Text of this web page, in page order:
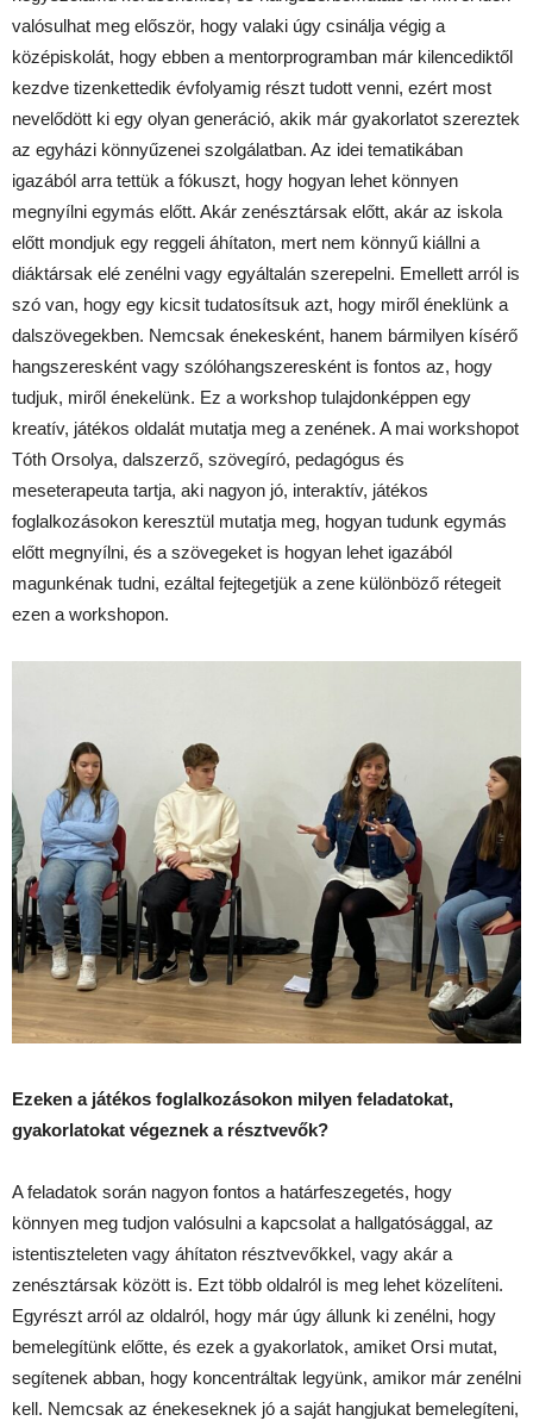
valósulhat meg először, hogy valaki úgy csinálja végig a
középiskolát, hogy ebben a mentorprogramban már kilencediktől
kezdve tizenkettedik évfolyamig részt tudott venni, ezért most
nevelődött ki egy olyan generáció, akik már gyakorlatot szereztek
az egyházi könnyűzenei szolgálatban. Az idei tematikában
igazából arra tettük a fókuszt, hogy hogyan lehet könnyen
megnyílni egymás előtt. Akár zenésztársak előtt, akár az iskola
előtt mondjuk egy reggeli áhítaton, mert nem könnyű kiállni a
diáktársak elé zenélni vagy egyáltalán szerepelni. Emellett arról is
szó van, hogy egy kicsit tudatosítsuk azt, hogy miről éneklünk a
dalszövegekben. Nemcsak énekesként, hanem bármilyen kísérő
hangszeresként vagy szólóhangszeresként is fontos az, hogy
tudjuk, miről énekelünk. Ez a workshop tulajdonképpen egy
kreatív, játékos oldalát mutatja meg a zenének. A mai workshopot
Tóth Orsolya, dalszerző, szövegíró, pedagógus és
meseterapeuta tartja, aki nagyon jó, interaktív, játékos
foglalkozásokon keresztül mutatja meg, hogyan tudunk egymás
előtt megnyílni, és a szövegeket is hogyan lehet igazából
magunkénak tudni, ezáltal fejtegetjük a zene különböző rétegeit
ezen a workshopon.
Ezeken a játékos foglalkozásokon milyen feladatokat,
gyakorlatokat végeznek a résztvevők?
A feladatok során nagyon fontos a határfeszegetés, hogy
könnyen meg tudjon valósulni a kapcsolat a hallgatósággal, az
istentiszteleten vagy áhítaton résztvevőkkel, vagy akár a
zenésztársak között is. Ezt több oldalról is meg lehet közelíteni.
Egyrészt arról az oldalról, hogy már úgy állunk ki zenélni, hogy
bemelegítünk előtte, és ezek a gyakorlatok, amiket Orsi mutat,
segítenek abban, hogy koncentráltak legyünk, amikor már zenélni
kell. Nemcsak az énekeseknek jó a saját hangjukat bemelegíteni,